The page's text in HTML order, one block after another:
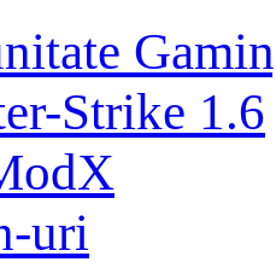
Strike 1.6
uri